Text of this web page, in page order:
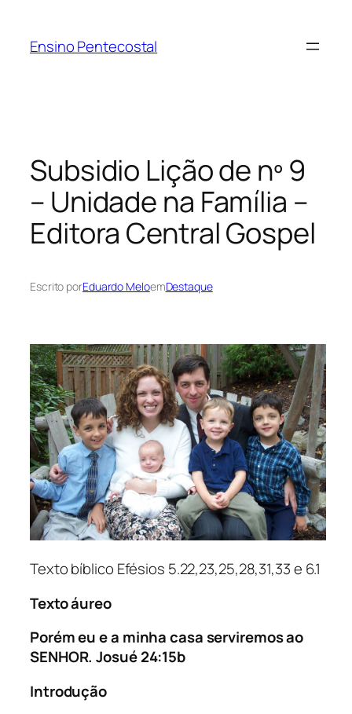
Ensino Pentecostal
Subsidio Lição de nº 9
– Unidade na Família –
Editora Central Gospel
Escrito porEduardo MeloemDestaque
Texto bíblico Efésios 5.22,23,25,28,31,33 e 6.1
Texto áureo
Porém eu e a minha casa serviremos ao
SENHOR. Josué 24:15b
Introdução